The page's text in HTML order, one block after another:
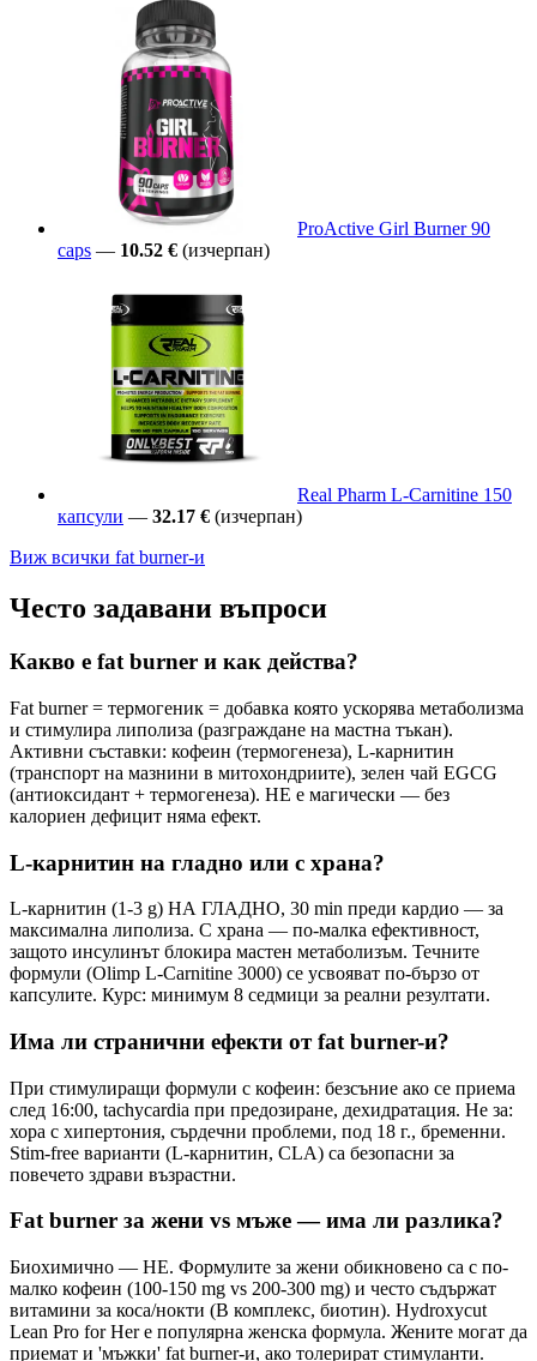
ProActive Girl Burner 90
caps — 10.52 € (изчерпан)
Real Pharm L-Carnitine 150
капсули — 32.17 € (изчерпан)
Виж всички fat burner-и
Често задавани въпроси
Какво е fat burner и как действа?
Fat burner = термогеник = добавка която ускорява метаболизма
и стимулира липолиза (разграждане на мастна тъкан).
Активни съставки: кофеин (термогенеза), L-карнитин
(транспорт на мазнини в митохондриите), зелен чай EGCG
(антиоксидант + термогенеза). НЕ е магически — без
калориен дефицит няма ефект.
L-карнитин на гладно или с храна?
L-карнитин (1-3 g) НА ГЛАДНО, 30 min преди кардио — за
максимална липолиза. С храна — по-малка ефективност,
защото инсулинът блокира мастен метаболизъм. Течните
формули (Olimp L-Carnitine 3000) се усвояват по-бързо от
капсулите. Курс: минимум 8 седмици за реални резултати.
Има ли странични ефекти от fat burner-и?
При стимулиращи формули с кофеин: безсъние ако се приема
след 16:00, tachycardia при предозиране, дехидратация. Не за:
хора с хипертония, сърдечни проблеми, под 18 г., бременни.
Stim-free варианти (L-карнитин, CLA) са безопасни за
повечето здрави възрастни.
Fat burner за жени vs мъже — има ли разлика?
Биохимично — НЕ. Формулите за жени обикновено са с по-
малко кофеин (100-150 mg vs 200-300 mg) и често съдържат
витамини за коса/нокти (B комплекс, биотин). Hydroxycut
Lean Pro for Her е популярна женска формула. Жените могат да
приемат и 'мъжки' fat burner-и, ако толерират стимуланти.